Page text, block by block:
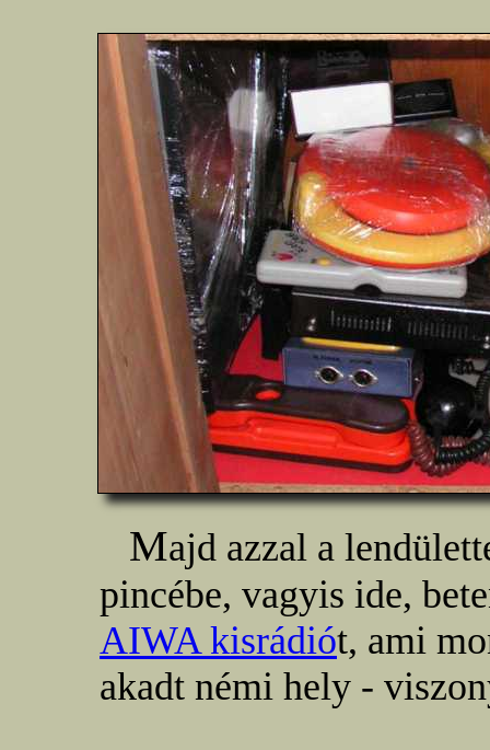
Majd azzal a
pincébe, vagyis ide,
AIWA kisrádiót, ami
akadt némi hely -